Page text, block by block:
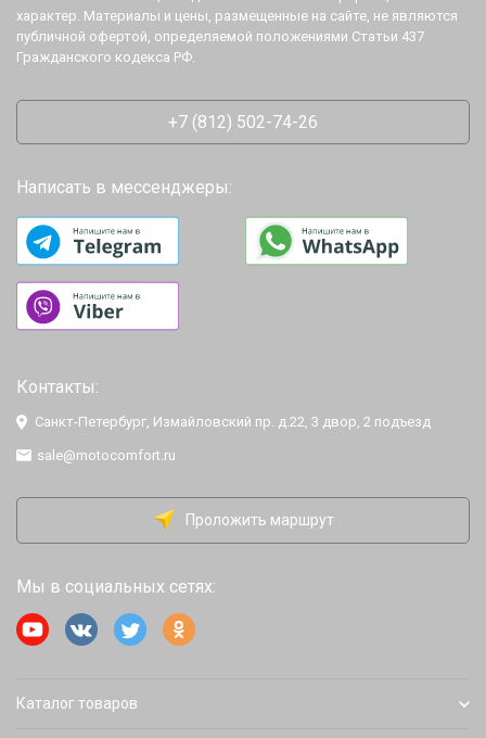
характер. Материалы и цены, размещенные на сайте, не являются
публичной офертой, определяемой положениями Статьи 437
Гражданского кодекса РФ.
+7 (812) 502-74-26
Написать в мессенджеры:
Контакты:
Санкт-Петербург, Измайловский пр. д.22, 3 двор, 2 подъезд
sale@motocomfort.ru
Проложить маршрут
Мы в социальных сетях:
Каталог товаров